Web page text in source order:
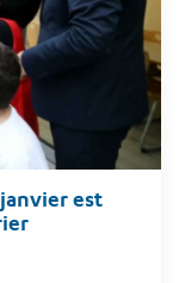
est